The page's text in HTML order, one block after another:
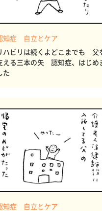
知症 自立とケア
ハビリは続くよどこまでも 父
える三本の矢 認知症、はじめ
た
知症 自立とケア